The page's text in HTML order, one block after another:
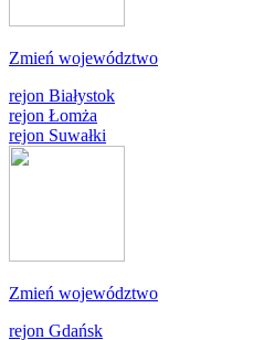
Zmień województwo
rejon Białystok
rejon Łomża
rejon Suwałki
Zmień województwo
rejon Gdańsk